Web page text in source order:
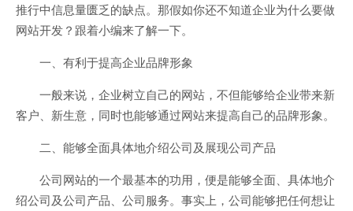
推行中信息量匮乏的缺点。那假如你还不知道企业为什么要做
网站开发？跟着小编来了解一下。
一、有利于提高企业品牌形象
一般来说，企业树立自己的网站，不但能够给企业带来新
客户、新生意，同时也能够通过网站来提高自己的品牌形象。
二、能够全面具体地介绍公司及展现公司产品
公司网站的一个最基本的功用，便是能够全面、具体地介
绍公司及公司产品、公司服务。事实上，公司能够把任何想让